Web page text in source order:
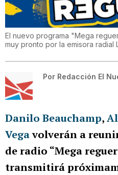
El nuevo programa "Mega
muy pronto por la emisora radial
Por Redacción El
Danilo Beauchamp,
Vegavolverán a
de radio “Mega
transmitirá